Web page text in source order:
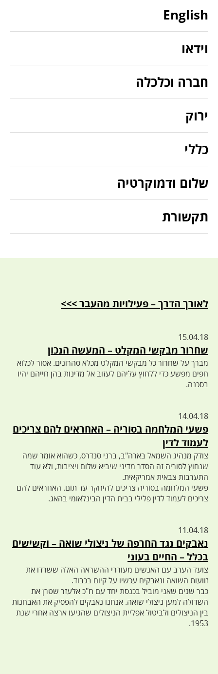
English
וידאו
חברה וכלכלה
ירוק
כללי
שלום ודמוקרטיה
תקשורת
לאורך הדרך – פעילויות מהעבר >>>
15.04.18
שחרור מבקשי המקלט – המעשה הנכון
מברך על שחרור כל מבקשי המקלט מכלא סהרונים. אסור לכלוא
חפים מפשע כדי ללחוץ עליהם לעזוב אל מדינות בהן חייהם יהיו
בסכנה.
14.04.18
פשעי המלחמה בסוריה – האחראים להם צריכים
לעמוד לדין
צודק מנהיג השמאל בארה"ב, ברני סנדרס, כשהוא אומר שמה
שנחוץ לסוריה זה הסדר מדיני שיביא שלום ויציבות, ולא עוד
התערבות צבאית אמריקאית.
פשעי המלחמה בסוריה צריכים להיחקר עד תום. האחראים להם
צריכים לעמוד לדין פלילי בבית הדין הבינלאומי בהאג.
11.04.18
נאבקים נגד החרפה של ניצולי שואה – וקשישים
בכלל – החיים בעוני
צועד הערב עם האנשים מעוררי ההשראה האלה ששרדו את
זוועות השואה ונאבקים עכשיו על קיום בכבוד.
כבר שנים שאני מוביל בכנסת יחד עם ח"כ אלעזר שטרן את
השדולה למען ניצולי שואה. אנחנו נאבקים להפסיק את האבחנות
בין הניצולים ולביטול אפליית הניצולים שהגיעו ארצה אחרי שנת
1953.